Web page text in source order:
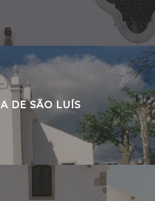
DE SÃO LUÍS